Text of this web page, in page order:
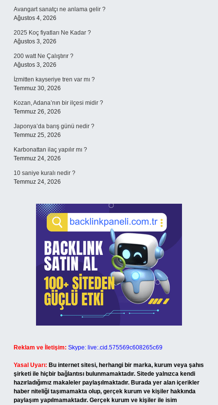
Avangart sanatçı ne anlama gelir ?
Ağustos 4, 2026
2025 Koç fiyatları Ne Kadar ?
Ağustos 3, 2026
200 watt Ne Çalıştırır ?
Ağustos 3, 2026
İzmitten kayseriye tren var mı ?
Temmuz 30, 2026
Kozan, Adana’nın bir ilçesi midir ?
Temmuz 26, 2026
Japonya’da barış günü nedir ?
Temmuz 25, 2026
Karbonattan ilaç yapılır mı ?
Temmuz 24, 2026
10 saniye kuralı nedir ?
Temmuz 24, 2026
Reklam ve İletişim: Skype: live:.cid.575569c608265c69
Yasal Uyarı: Bu internet sitesi, herhangi bir marka, kurum veya şahıs
şirketi ile hiçbir bağlantısı bulunmamaktadır. Sitede yalnızca kendi
hazırladığımız makaleler paylaşılmaktadır. Burada yer alan içerikler
haber niteliği taşımamakta olup, gerçek kurum ve kişiler hakkında
paylaşım yapılmamaktadır. Gerçek kurum ve kişiler ile isim